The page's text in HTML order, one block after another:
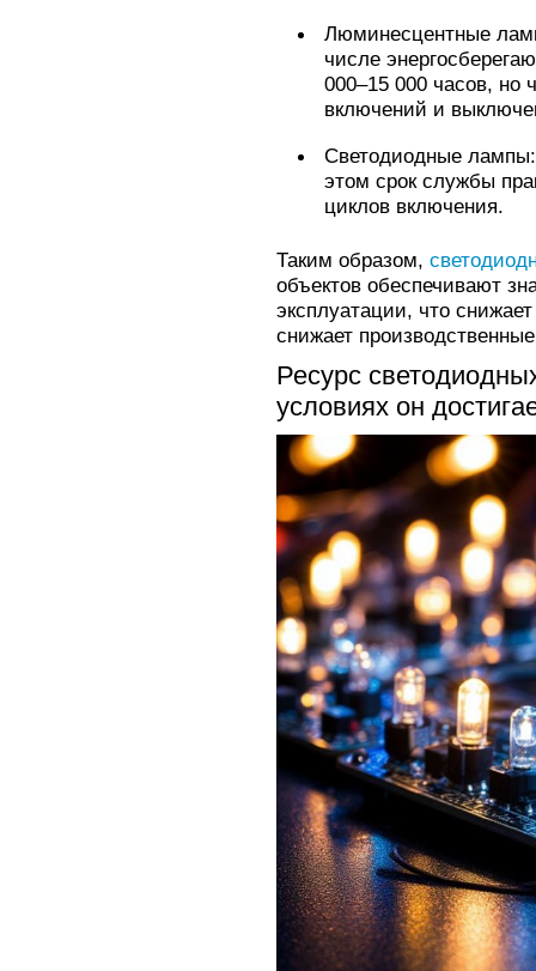
Люминесцентные
числе
000–15 000 часов, но
включений и
Светодиодные
этом срок службы
циклов включения.
Таким образом,
объектов обеспечивают
эксплуатации, что
снижает
Ресурс
условиях он